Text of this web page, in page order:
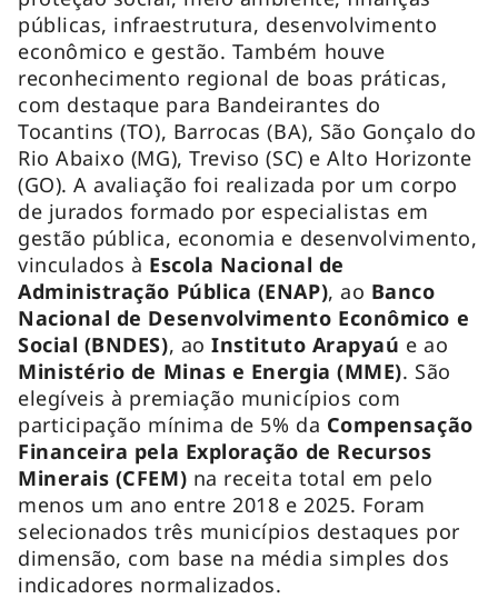
públicas, infraestrutura, desenvolvimento
econômico e gestão. Também houve
reconhecimento regional de boas práticas,
com destaque para Bandeirantes do
Tocantins (TO), Barrocas (BA), São Gonçalo do
Rio Abaixo (MG), Treviso (SC) e Alto Horizonte
(GO). A avaliação foi realizada por um corpo
de jurados formado por especialistas em
gestão pública, economia e desenvolvimento,
vinculados à Escola Nacional de
Administração Pública (ENAP), ao Banco
Nacional de Desenvolvimento Econômico e
Social (BNDES), aoInstituto Arapyaú e ao
Ministério de Minas e Energia (MME). São
elegíveis à premiação municípios com
participação mínima de 5% da Compensação
Financeira pela Exploração de Recursos
Minerais (CFEM) na receita total em pelo
menos um ano entre 2018 e 2025. Foram
selecionados três municípios destaques por
dimensão, com base na média simples dos
indicadores normalizados.